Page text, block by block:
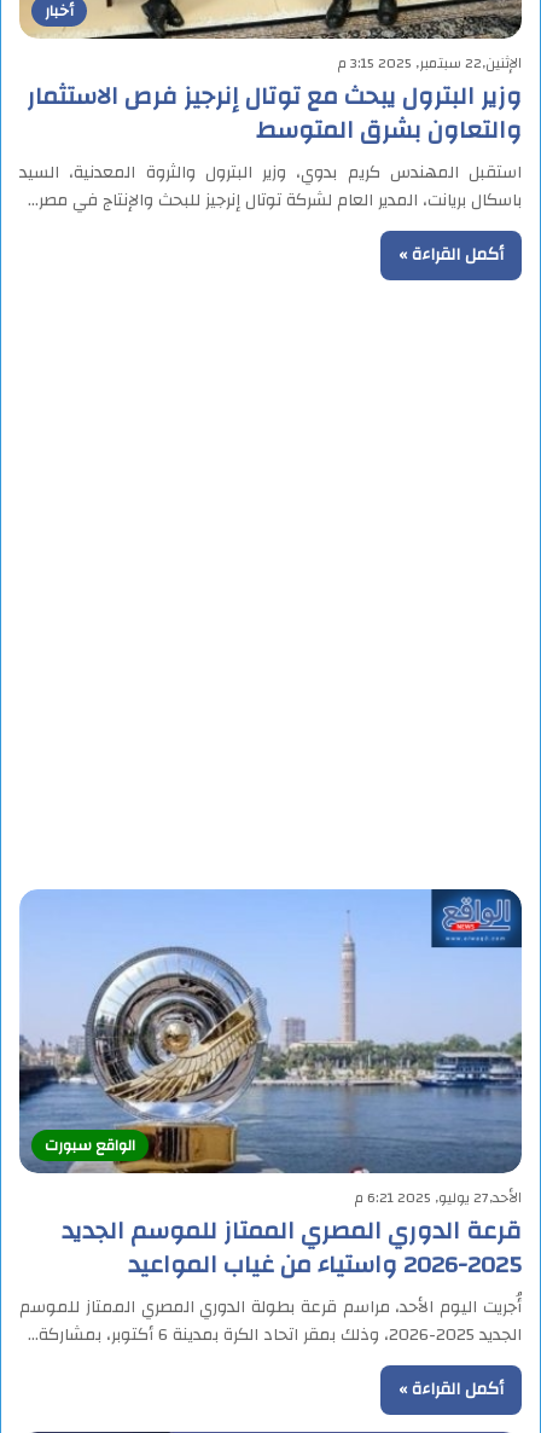
أخبار
الإثنين,22 سبتمبر, 2025 3:15 م
وزير البترول يبحث مع توتال إنرجيز فرص الاستثمار
والتعاون بشرق المتوسط
استقبل المهندس كريم بدوي، وزير البترول والثروة المعدنية، السيد
باسكال بريانت، المدير العام لشركة توتال إنرجيز للبحث والإنتاج في مصر…
أكمل القراءة »
الواقع سبورت
الأحد,27 يوليو, 2025 6:21 م
قرعة الدوري المصري الممتاز للموسم الجديد
2025-2026 واستياء من غياب المواعيد
أُجريت اليوم الأحد، مراسم قرعة بطولة الدوري المصري الممتاز للموسم
الجديد 2025-2026، وذلك بمقر اتحاد الكرة بمدينة 6 أكتوبر، بمشاركة…
أكمل القراءة »